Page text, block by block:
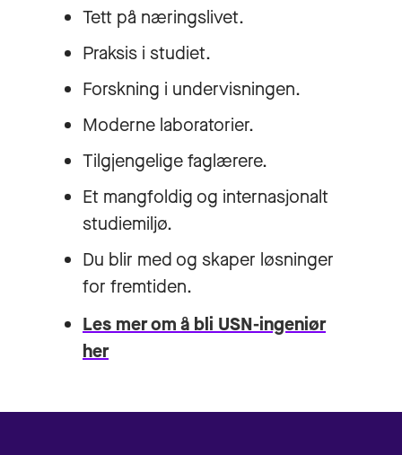
Tett på næringslivet.
Praksis i studiet.
Forskning i undervisningen.
Moderne laboratorier.
Tilgjengelige faglærere.
Et mangfoldig og internasjonalt
studiemiljø.
Du blir med og skaper løsninger
for fremtiden.
Les mer om å bli USN-ingeniør
her